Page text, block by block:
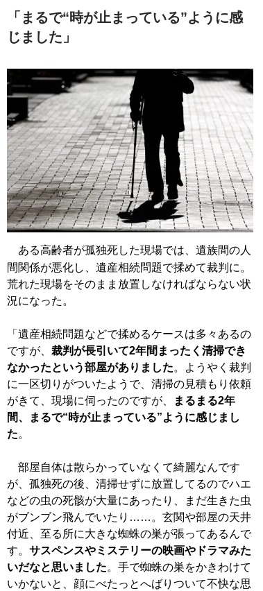
「まるで“時が止まっている”ように感
じました」
ある高齢者が孤独死した現場では、遺族間の人
間関係が悪化し、遺産相続問題で揉めて裁判に。
荒れた現場をそのまま放置しなければならない状
況になった。
「遺産相続問題などで揉めるケースは多々あるの
ですが、 裁判が長引いて2年間まったく清掃でき
なかったという部屋がありました。ようやく裁判
に一区切りがついたようで、清掃の見積もり依頼
がきて、現場に伺ったのですが、
まるまる2年
間、まるで“時が止まっている”ように感じまし
た。
部屋自体は散らかっていなくて綺麗なんです
が、孤独死の後、清掃せずに放置してるのでハエ
などの虫の死骸が大量にあったり、まだ生きた虫
がブンブン飛んでいたり……。玄関や部屋の天井
付近、至る所に大きな蜘蛛の巣が張ってあるんで
す。 サスペンスやミステリーの映画やドラマみた
いだなと思いました。手で蜘蛛の巣をかきわけて
いかないと、顔にべたっとへばりついて不快な思